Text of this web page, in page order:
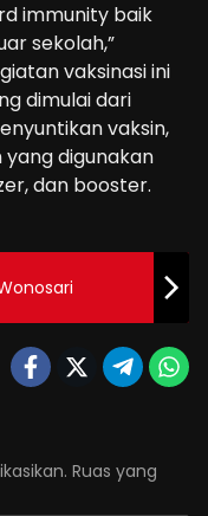
immunity baik
sekolah,”
vaksinasi ini
dimulai dari
vaksin,
yang digunakan
dan booster.
Ruas yang